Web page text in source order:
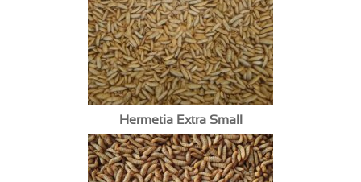
Hermetia Extra Small